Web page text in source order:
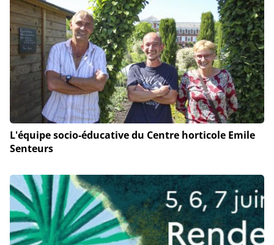
L'équipe socio-éducative du Centre horticole Emile
Senteurs